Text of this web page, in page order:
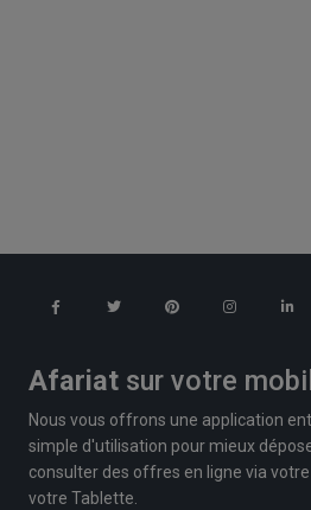
Afariat sur votre
Nous vous offrons une application
simple d'utilisation pour mieux
consulter des offres en ligne via
votre Tablette.